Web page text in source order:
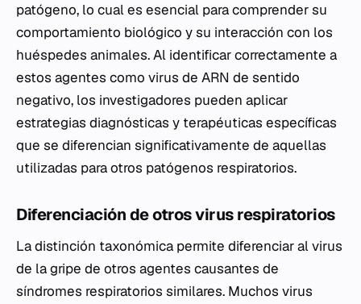
patógeno, lo cual es esencial para comprender su
comportamiento biológico y su interacción con los
huéspedes animales. Al identificar correctamente a
estos agentes como virus de ARN de sentido
negativo, los investigadores pueden aplicar
estrategias diagnósticas y terapéuticas específicas
que se diferencian significativamente de aquellas
utilizadas para otros patógenos respiratorios.
Diferenciación de otros virus respiratorios
La distinción taxonómica permite diferenciar al virus
de la gripe de otros agentes causantes de
síndromes respiratorios similares. Muchos virus